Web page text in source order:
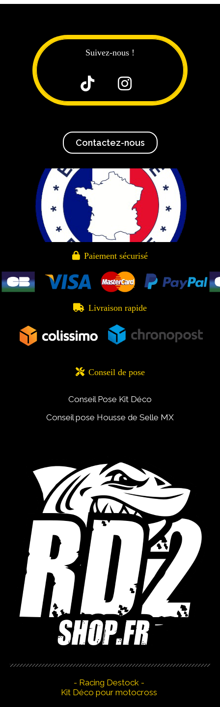
Suivez-nous !
 
Contactez-nous
 Paiement sécurisé
 Livraison rapide
 Conseil de pose
Conseil Pose Kit Déco
Conseil pose Housse de Selle MX
- Racing Destock -
Kit Déco pour motocross